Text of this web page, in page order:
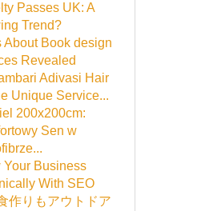
Passes UK: A
Trend?
About Book design
Revealed
Adivasi Hair
Unique Service...
200x200cm:
Sen w
Your Business
With SEO
作りもアウトドア